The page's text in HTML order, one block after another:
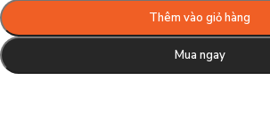
Thêm vào giỏ hàng
Mua ngay